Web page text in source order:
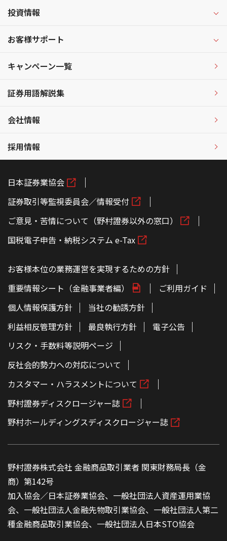
投資情報
お客様サポート
キャンペーン一覧
証券用語解説集
会社情報
採用情報
日本証券業協会
証券取引等監視委員会／情報受付
ご意見・苦情について（野村證券以外の窓口）
国税電子申告・納税システム e-Tax
お客様本位の業務運営を実現するための方針
重要情報シート（金融事業者編）
ご利用ガイド
個人情報保護方針
当社の勧誘方針
利益相反管理方針
最良執行方針
電子公告
リスク・手数料等説明ページ
反社会的勢力への対応について
カスタマー・ハラスメントについて
野村證券ディスクロージャー誌
野村ホールディングスディスクロージャー誌
野村證券株式会社 金融商品取引業者 関東財務局長（金
商）第142号
加入協会／日本証券業協会、一般社団法人資産運用業協
会、一般社団法人金融先物取引業協会、一般社団法人第二
種金融商品取引業協会、一般社団法人日本STO協会